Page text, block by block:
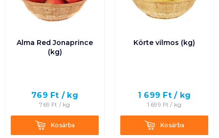
Alma Red Jonaprince
(kg)
769 Ft / kg
769 Ft / kg
KosárbaKosárba
Körte vilmos (kg)
1 699 Ft / kg
1 699 Ft / kg
KosárbaKosárba